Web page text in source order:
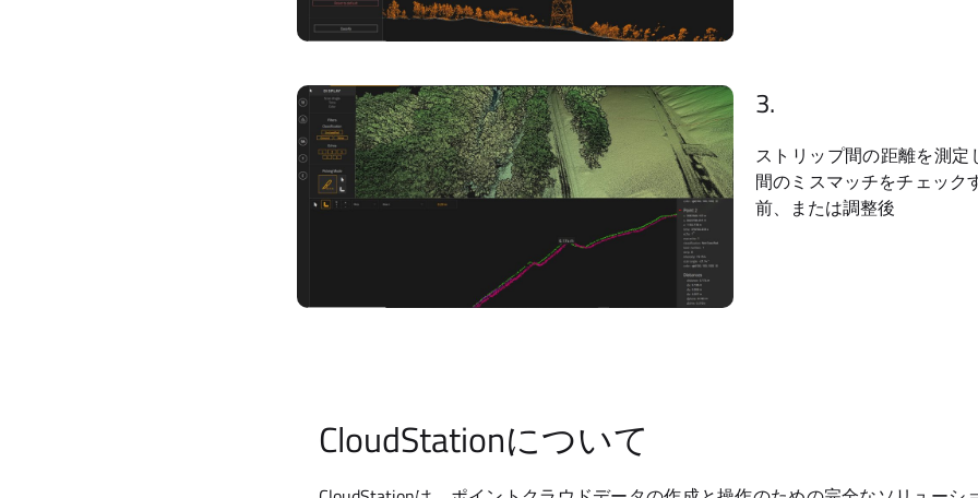
3.
ストリップ間の距離を測
間のミスマッチをチェック
前、または調整後
CloudStationについて